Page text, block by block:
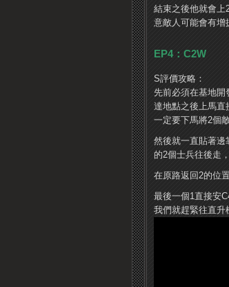
結束之後他就會上
意敵人可能會有增
EP4：C2W
S評價攻略：
先前必須在基地開
達地點之後上馬直
一定要下馬將2個
然後就一直貼著邊
的2個士兵往後走
在原路返回2的位
最後一個1直接安
我們就趕緊往直升